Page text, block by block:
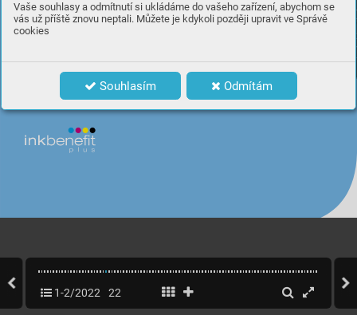
Vaše souhlasy a odmítnutí si ukládáme do vašeho zařízení, abychom se
vás už příště znovu neptali. Můžete je kdykoli později upravit ve Správě
cookies
Souhlasím Odmítám
1-2/2022 22